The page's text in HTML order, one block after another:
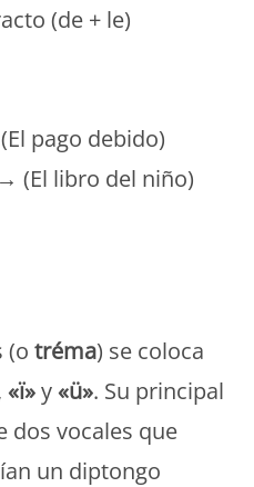
(de + le)
pago debido)
(El libro del niño)
(otréma) se coloca
«ï»y«ü». Su principal
dos vocales que
un diptongo